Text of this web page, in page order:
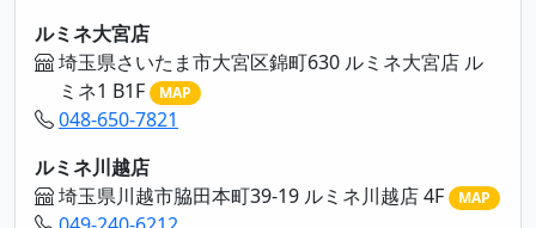
ルミネ大宮店
埼玉県さいたま市大宮区錦町630 ルミネ大宮店 ル
ミネ1 B1F
MAP
048-650-7821
ルミネ川越店
埼玉県川越市脇田本町39-19 ルミネ川越店 4F
MAP